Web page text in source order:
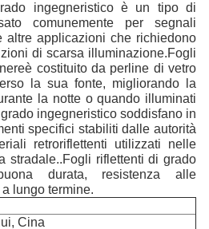
ingegneristico è un tipo di
comunemente per segnali
altre applicazioni che richiedono
di scarsa illuminazione.Fogli
è costituito da perline di vetro
la sua fonte, migliorando la
la notte o quando illuminati
ingegneristico soddisfano in
specifici stabiliti dalle autorità
retroriflettenti utilizzati nelle
stradale..Fogli riflettenti di grado
durata, resistenza alle
lungo termine.
Cina